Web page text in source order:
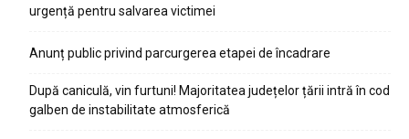
urgență pentru salvarea victimei
Anunț public privind parcurgerea etapei de încadrare
După caniculă, vin furtuni! Majoritatea județelor țării intră în cod
galben de instabilitate atmosferică